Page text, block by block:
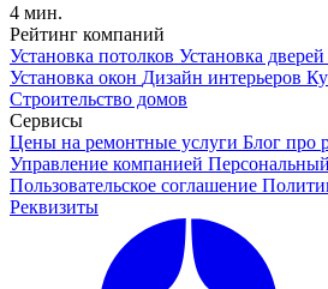
4 мин.
Рейтинг компаний
Установка потолков Установка дверей
Установка окон Дизайн интерьеров
Строительство домов
Сервисы
Цены на ремонтные услуги Блог про
Управление компанией
Пользовательское соглашение
Реквизиты